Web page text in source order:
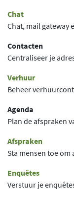
Chat
Chat, mail gateway
Contacten
Centraliseer je
Verhuur
Beheer
Agenda
Plan de afspraken
Afspraken
Sta mensen toe om
Enquêtes
Verstuur je